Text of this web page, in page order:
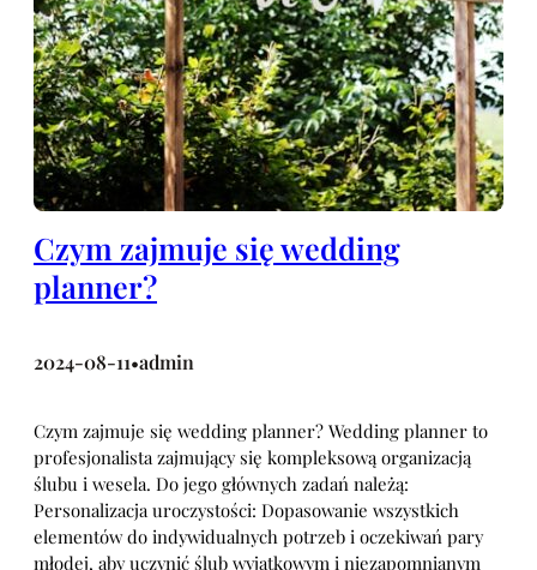
Czym zajmuje się wedding
planner?
2024-08-11•admin
Czym zajmuje się wedding planner? Wedding planner to
profesjonalista zajmujący się kompleksową organizacją
ślubu i wesela. Do jego głównych zadań należą:
Personalizacja uroczystości: Dopasowanie wszystkich
elementów do indywidualnych potrzeb i oczekiwań pary
młodej, aby uczynić ślub wyjątkowym i niezapomnianym